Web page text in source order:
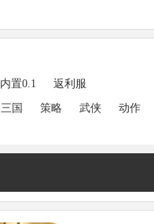
内置0.1 返利服
三国 策略 武侠 动作